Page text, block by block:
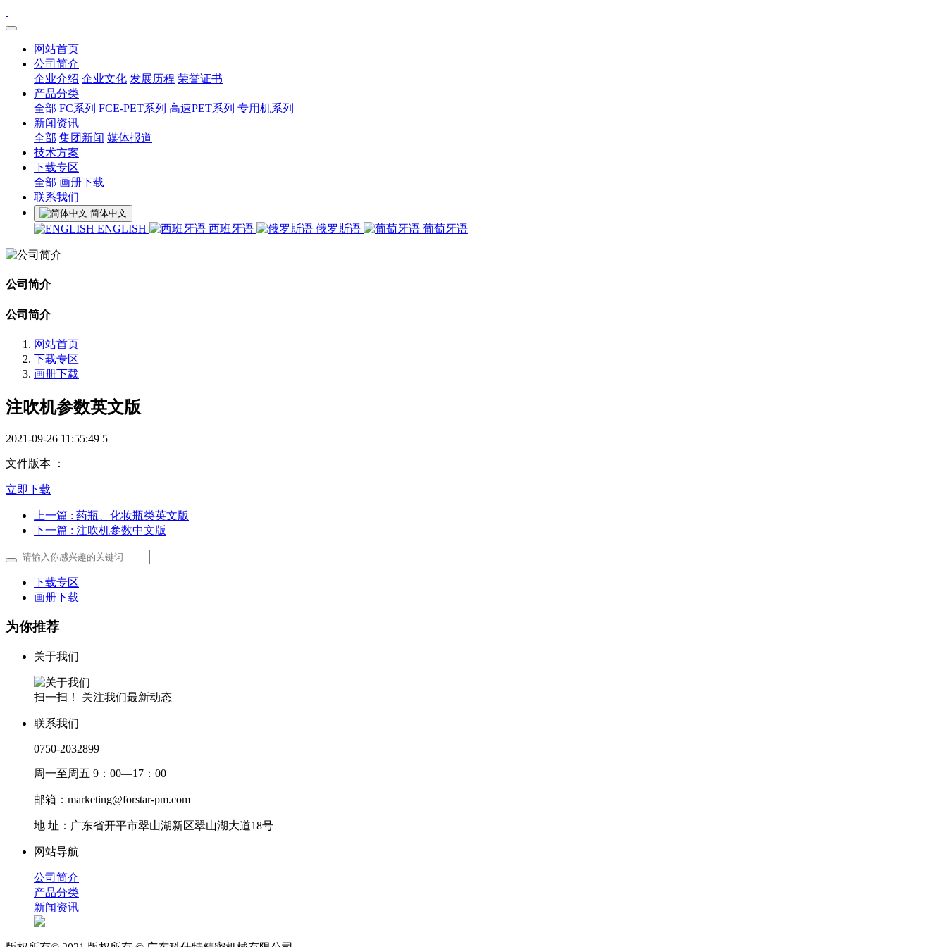
网站首页
公司简介
企业介绍 企业文化 发展历程 荣誉证书
产品分类
全部 FC系列 FCE-PET系列 高速PET系列 专用机系列
新闻资讯
全部 集团新闻 媒体报道
技术方案
下载专区
全部 画册下载
联系我们
简体中文
ENGLISH 西班牙语 俄罗斯语 葡萄牙语
公司简介
公司简介
网站首页
下载专区
画册下载
注吹机参数英文版
2021-09-26 11:55:49 5
文件版本 ：
立即下载
上一篇 : 药瓶、化妆瓶类英文版
下一篇 : 注吹机参数中文版
下载专区
画册下载
为你推荐
关于我们
扫一扫！ 关注我们最新动态
联系我们
0750-2032899
周一至周五 9：00—17：00
邮箱：marketing@forstar-pm.com
地 址：广东省开平市翠山湖新区翠山湖大道18号
网站导航
公司简介
产品分类
新闻资讯